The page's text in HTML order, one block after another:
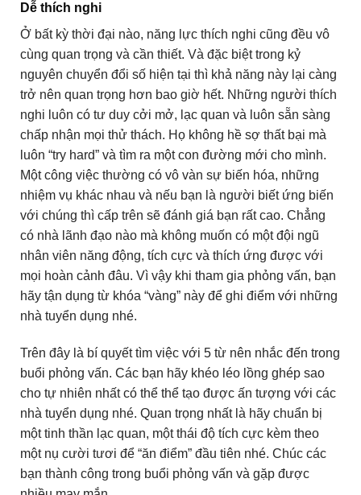
Dễ thích nghi
Ở bất kỳ thời đại nào, năng lực thích nghi cũng đều vô
cùng quan trọng và cần thiết. Và đặc biệt trong kỷ
nguyên chuyển đổi số hiện tại thì khả năng này lại càng
trở nên quan trọng hơn bao giờ hết. Những người thích
nghi luôn có tư duy cởi mở, lạc quan và luôn sẵn sàng
chấp nhận mọi thử thách. Họ không hề sợ thất bại mà
luôn “try hard” và tìm ra một con đường mới cho mình.
Một công việc thường có vô vàn sự biến hóa, những
nhiệm vụ khác nhau và nếu bạn là người biết ứng biến
với chúng thì cấp trên sẽ đánh giá bạn rất cao. Chẳng
có nhà lãnh đạo nào mà không muốn có một đội ngũ
nhân viên năng động, tích cực và thích ứng được với
mọi hoàn cảnh đâu. Vì vậy khi tham gia phỏng vấn, bạn
hãy tận dụng từ khóa “vàng” này để ghi điểm với những
nhà tuyển dụng nhé.
Trên đây là bí quyết tìm việc với 5 từ nên nhắc đến trong
buổi phỏng vấn. Các bạn hãy khéo léo lồng ghép sao
cho tự nhiên nhất có thể thể tạo được ấn tượng với các
nhà tuyển dụng nhé. Quan trọng nhất là hãy chuẩn bị
một tinh thần lạc quan, một thái độ tích cực kèm theo
một nụ cười tươi để “ăn điểm” đầu tiên nhé. Chúc các
bạn thành công trong buổi phỏng vấn và gặp được